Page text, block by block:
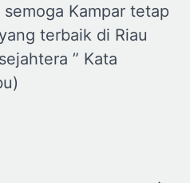
Kampar tetap
terbaik di Riau
” Kata